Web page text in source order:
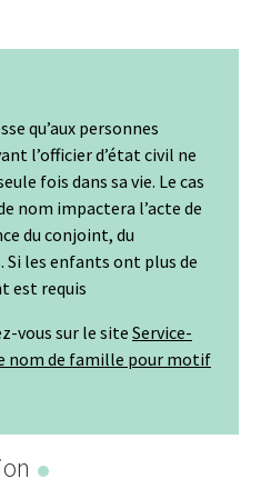
qu’aux personnes
l’officier d’état civil ne
fois dans sa vie. Le cas
nom impactera l’acte de
du conjoint, du
les enfants ont plus de
est requis
vous sur le site Service-
nom de famille pour motif